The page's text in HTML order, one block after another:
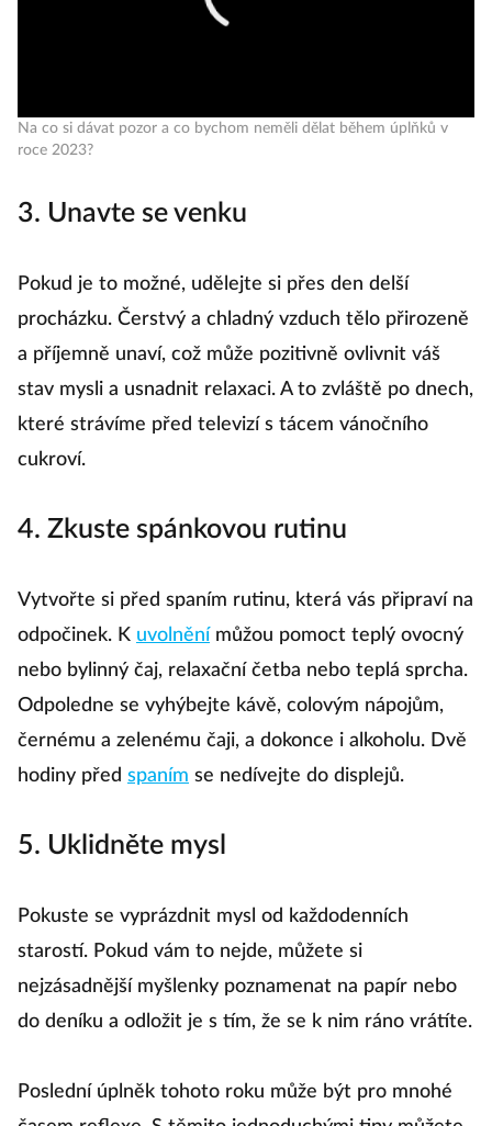
Na co si dávat pozor a co bychom neměli dělat během úplňků v
roce 2023?
3. Unavte se venku
Pokud je to možné, udělejte si přes den delší
procházku. Čerstvý a chladný vzduch tělo přirozeně
a příjemně unaví, což může pozitivně ovlivnit váš
stav mysli a usnadnit relaxaci. A to zvláště po dnech,
které strávíme před televizí s tácem vánočního
cukroví.
4. Zkuste spánkovou rutinu
Vytvořte si před spaním rutinu, která vás připraví na
odpočinek. K uvolnění můžou pomoct teplý ovocný
nebo bylinný čaj, relaxační četba nebo teplá sprcha.
Odpoledne se vyhýbejte kávě, colovým nápojům,
černému a zelenému čaji, a dokonce i alkoholu. Dvě
hodiny před spaním se nedívejte do displejů.
5. Uklidněte mysl
Pokuste se vyprázdnit mysl od každodenních
starostí. Pokud vám to nejde, můžete si
nejzásadnější myšlenky poznamenat na papír nebo
do deníku a odložit je s tím, že se k nim ráno vrátíte.
Poslední úplněk tohoto roku může být pro mnohé